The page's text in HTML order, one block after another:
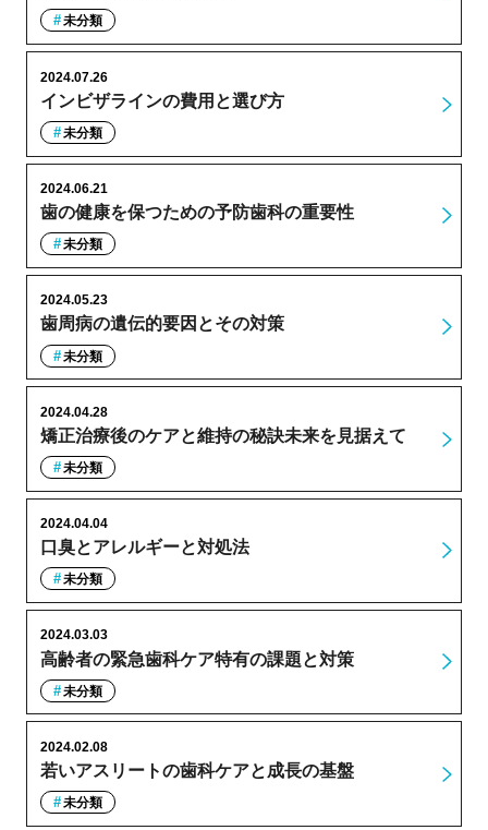
未分類
インビザラインの費用と選び方
2024.07.26
未分類
歯の健康を保つための予防歯科の重要性
2024.06.21
未分類
歯周病の遺伝的要因とその対策
2024.05.23
未分類
矯正治療後のケアと維持の秘訣未来を見据えて
2024.04.28
未分類
口臭とアレルギーと対処法
2024.04.04
未分類
高齢者の緊急歯科ケア特有の課題と対策
2024.03.03
未分類
若いアスリートの歯科ケアと成長の基盤
2024.02.08
未分類